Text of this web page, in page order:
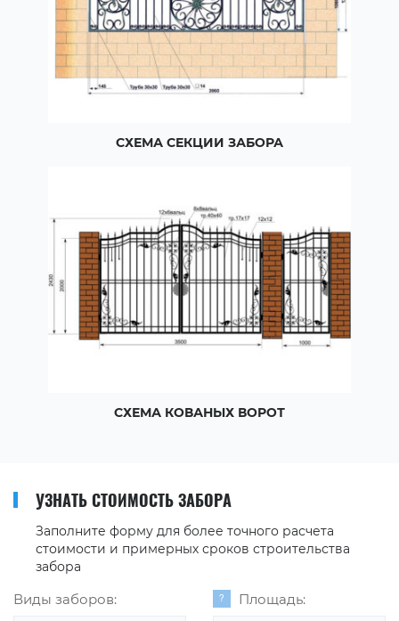
СХЕМА СЕКЦИИ ЗАБОРА
СХЕМА КОВАНЫХ ВОРОТ
УЗНАТЬ СТОИМОСТЬ ЗАБОРА
Заполните форму для более точного расчета
стоимости и примерных сроков строительства
забора
Виды заборов: Площадь: